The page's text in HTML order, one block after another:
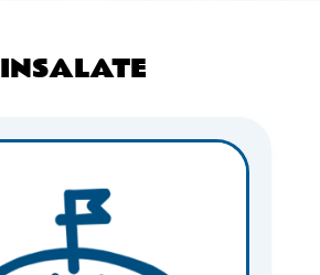
INSALATE